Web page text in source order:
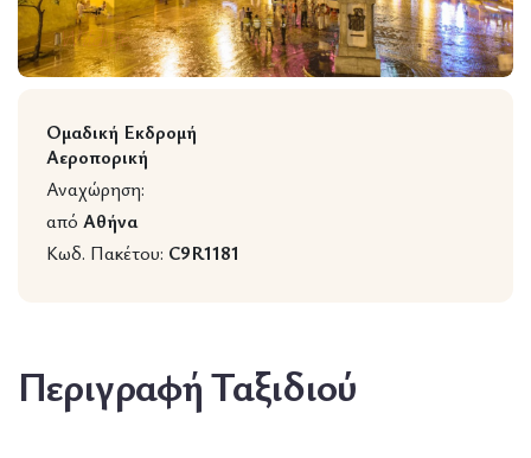
Wildlife
Ομαδική Εκδρομή
Αεροπορική
Αναχώρηση:
από Αθήνα
Κωδ. Πακέτου: C9R1181
Περιγραφή Ταξιδιού